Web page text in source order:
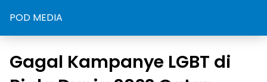
POD MEDIA
Gagal Kampanye LGBT di